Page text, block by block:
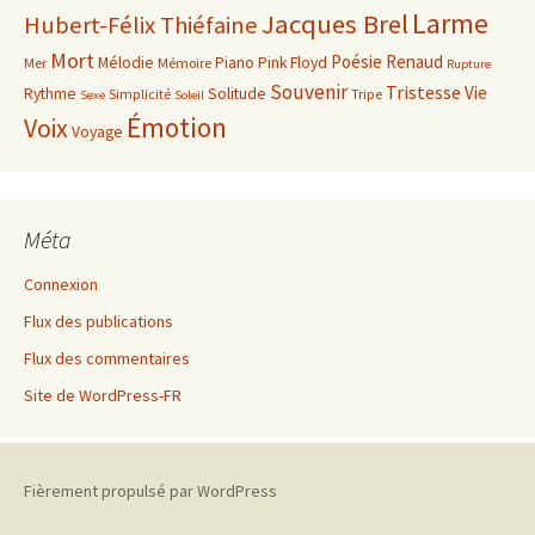
Hubert-Félix ThiéfaineJacques Brel Larme
Mer MortMélodie Mémoire Piano Pink Floyd Poésie Renaud Rupture
Rythme Sexe Simplicité Soleil Solitude Souvenir Tripe Tristesse Vie
VoixVoyage Émotion
Méta
Connexion
Flux des publications
Flux des commentaires
Site de WordPress-FR
Fièrement propulsé par WordPress